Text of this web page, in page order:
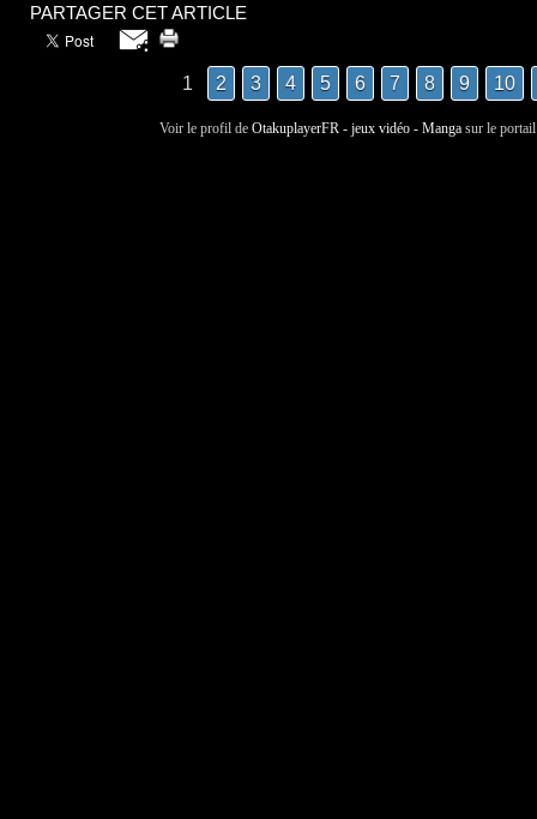
PARTAGER CET ARTICLE
1 2 3 4 5 6 7 8 9 10
Voir le profil de OtakuplayerFR - jeux vidéo - Manga sur le